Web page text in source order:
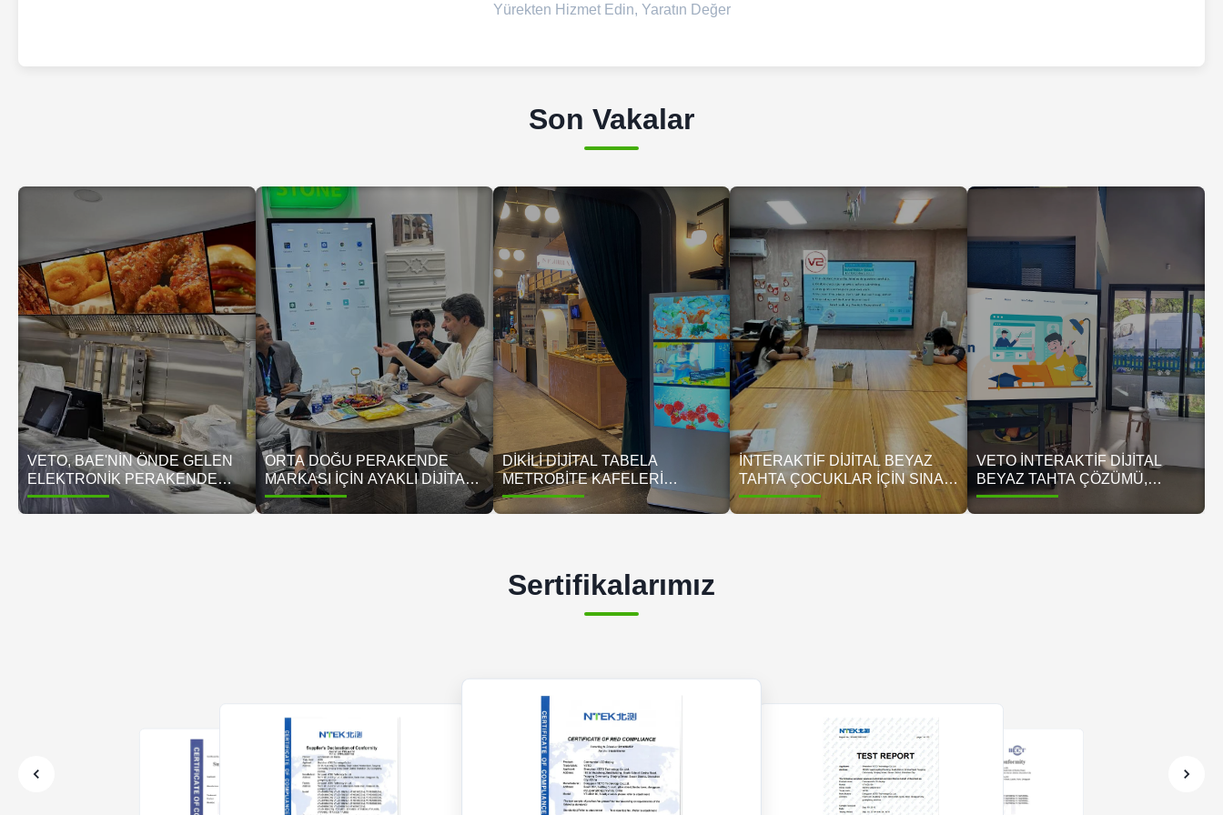
Yürekten Hizmet Edin, Yaratın Değer
Son Vakalar
VETO, BAE'NIN ÖNDE GELEN
ELEKTRONIK PERAKENDE
ZINCIRI IÇIN 320'DEN FAZLA
DUVARLI DIJITAL IŞARETLEME
ORTA DOĞU PERAKENDE
MARKASI İÇIN AYAKLI DIJITAL
TABELA ÇÖZÜMÜ | VETO
DIJITAL EKRAN BAŞARI
DIKILI DIJITAL TABELA
METROBITE KAFELERI
DÖNÜŞTÜRÜYOR: 45
MAĞAZADA %85 DAHA DÜŞÜK
İNTERAKTIF DIJITAL BEYAZ
TAHTA ÇOCUKLAR İÇIN SINAV
YÖNETIMINI
STANDARTLAŞTIRIYOR OKUL
VETO İNTERAKTIF DIJITAL
BEYAZ TAHTA ÇÖZÜMÜ,
MODERN AKILLI SINIF EĞITIM
ORTAMINI DÖNÜŞTÜRÜYOR
Sertifikalarımız